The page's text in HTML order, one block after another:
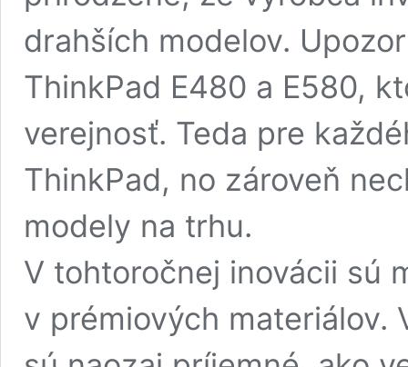
drahších modelov.
ThinkPad E480 a E580,
verejnosť. Teda pre
ThinkPad, no zároveň
modely na trhu.
V tohtoročnej inovácii sú
v prémiových materiálov.